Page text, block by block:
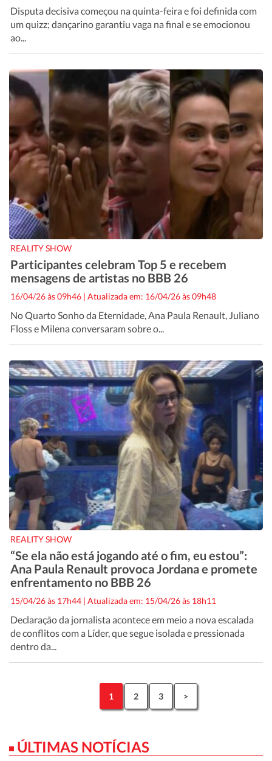
Disputa decisiva começou na quinta-feira e foi definida com
um quizz; dançarino garantiu vaga na final e se emocionou
ao...
REALITY SHOW
Participantes celebram Top 5 e recebem
mensagens de artistas no BBB 26
16/04/26 às 09h46 | Atualizada em: 16/04/26 às 09h48
No Quarto Sonho da Eternidade, Ana Paula Renault, Juliano
Floss e Milena conversaram sobre o...
REALITY SHOW
“Se ela não está jogando até o fim, eu estou”:
Ana Paula Renault provoca Jordana e promete
enfrentamento no BBB 26
15/04/26 às 17h44 | Atualizada em: 15/04/26 às 18h11
Declaração da jornalista acontece em meio a nova escalada
de conflitos com a Líder, que segue isolada e pressionada
dentro da...
1 2 3 >
ÚLTIMAS NOTÍCIAS